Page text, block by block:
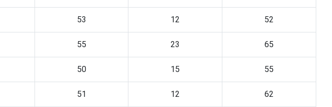
53 12 52
55 23 65
50 15 55
51 12 62